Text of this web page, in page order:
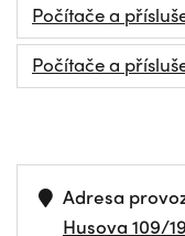
Počítače a
Počítače a
Adresa
Husova 109/